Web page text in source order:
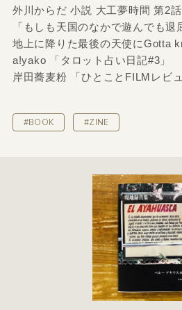
外川からだ 小説 大工夢時間 第2話
「もしも天国のなかで遊んでも退
地上に降りた最後の天使にGotta
a!yako 「タロット占い日記#3」
岸田蕎麦粉 「ひとことFILMレビ
#BOOK #ZINE